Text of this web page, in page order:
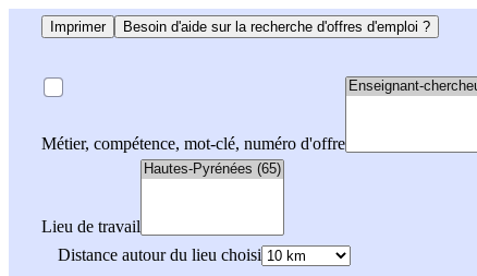
Imprimer Besoin d'aide sur la recherche d'offres d'emploi ?
Métier, compétence, mot-clé, numéro d'offre
Lieu de travail
Distance autour du lieu choisi